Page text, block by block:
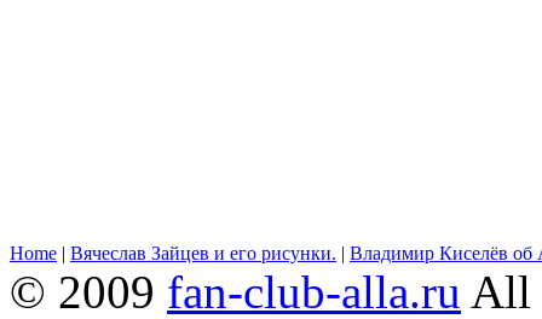
Home | Вячеслав Зайцев и его рисунки. | Владимир Киселёв об
© 2009 fan-club-alla.ru All